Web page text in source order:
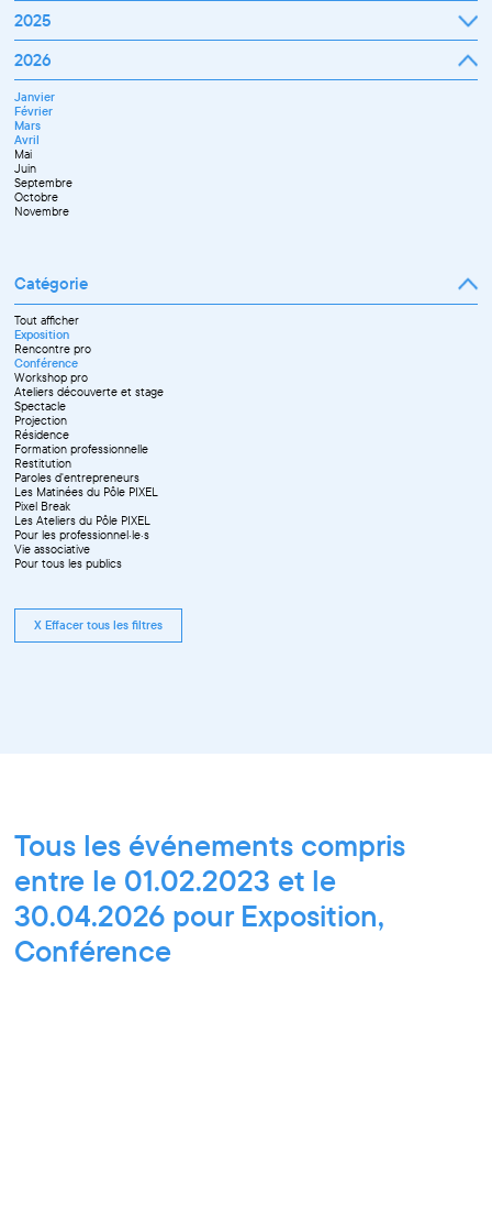
Janvier
Février
Mars
Avril
Juillet
Septembre
Novembre
Décembre
2025
Janvier
Février
Mars
Avril
Mai
Juin
Juillet
Septembre
Octobre
Novembre
Décembre
2026
Janvier
Février
Mars
Avril
Mai
Juin
Septembre
Octobre
Novembre
Catégorie
Tout afficher
Exposition
Rencontre pro
Conférence
Workshop pro
Ateliers découverte et stage
Spectacle
Projection
Résidence
Formation professionnelle
Restitution
Paroles d'entrepreneurs
Les Matinées du Pôle PIXEL
Pixel Break
Les Ateliers du Pôle PIXEL
Pour les professionnel·le·s
Vie associative
Pour tous les publics
X Effacer tous les filtres
Tous les événements compris
entre le 01.02.2023 et le
30.04.2026 pour Exposition,
Conférence